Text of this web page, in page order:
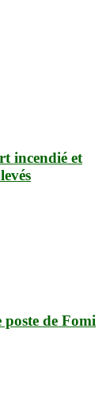
incendié et
de Fomi